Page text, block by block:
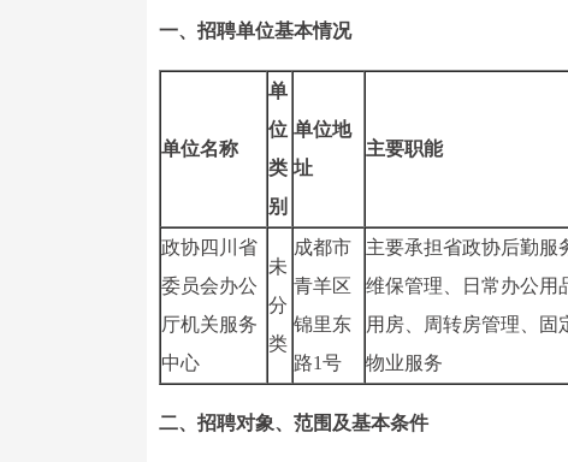
一、招聘单位基本情况
单位名称
单
位
类
别
单位地
址
主要职能
政协四川省
委员会办公
厅机关服务
中心
未
分
类
成都市
青羊区
锦里东
路1号
主要承担省政协后勤服
维保管理、日常办公用
用房、周转房管理、固
物业服务
二、招聘对象、范围及基本条件